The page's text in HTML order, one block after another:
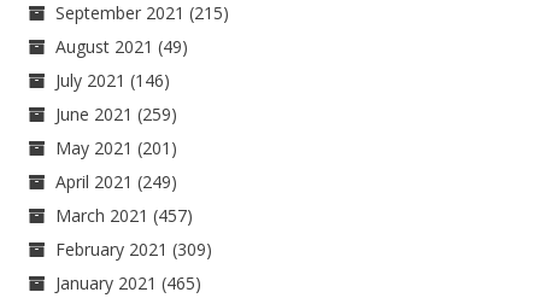
September 2021 (215)
August 2021 (49)
July 2021 (146)
June 2021 (259)
May 2021 (201)
April 2021 (249)
March 2021 (457)
February 2021 (309)
January 2021 (465)